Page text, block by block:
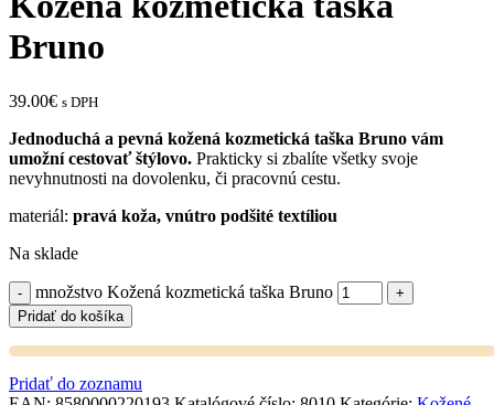
Bruno
39.00€ s DPH
Jednoduchá a pevná kožená kozmetická taška Bruno vám
umožní cestovať štýlovo. Prakticky si zbalíte všetky svoje
nevyhnutnosti na dovolenku, či pracovnú cestu.
materiál: pravá koža, vnútro podšité textíliou
Na sklade
množstvo Kožená kozmetická taška Bruno
Pridať do košíka
Pridať do zoznamu